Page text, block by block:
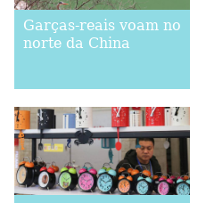
Garças-reais voam no
norte da China